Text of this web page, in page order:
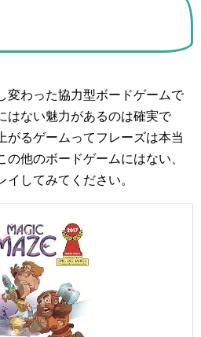
変わった協力型ボードゲームで
はない魅力があるのは確実で
がるゲームってフレーズは本当
他のボードゲームにはない、
してみてください。